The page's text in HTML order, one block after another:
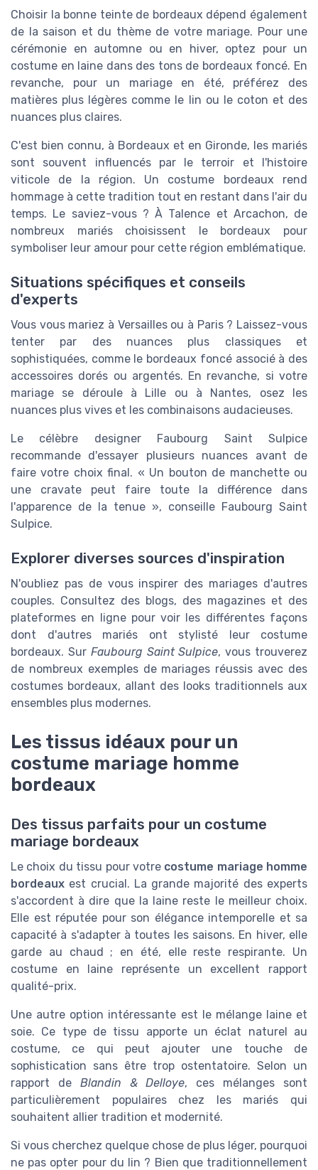
Choisir la bonne teinte de bordeaux dépend également
de la saison et du thème de votre mariage. Pour une
cérémonie en automne ou en hiver, optez pour un
costume en laine dans des tons de bordeaux foncé. En
revanche, pour un mariage en été, préférez des
matières plus légères comme le lin ou le coton et des
nuances plus claires.
C'est bien connu, à Bordeaux et en Gironde, les mariés
sont souvent influencés par le terroir et l'histoire
viticole de la région. Un costume bordeaux rend
hommage à cette tradition tout en restant dans l'air du
temps. Le saviez-vous ? À Talence et Arcachon, de
nombreux mariés choisissent le bordeaux pour
symboliser leur amour pour cette région emblématique.
Situations spécifiques et conseils
d'experts
Vous vous mariez à Versailles ou à Paris ? Laissez-vous
tenter par des nuances plus classiques et
sophistiquées, comme le bordeaux foncé associé à des
accessoires dorés ou argentés. En revanche, si votre
mariage se déroule à Lille ou à Nantes, osez les
nuances plus vives et les combinaisons audacieuses.
Le célèbre designer Faubourg Saint Sulpice
recommande d'essayer plusieurs nuances avant de
faire votre choix final. « Un bouton de manchette ou
une cravate peut faire toute la différence dans
l'apparence de la tenue », conseille Faubourg Saint
Sulpice.
Explorer diverses sources d'inspiration
N'oubliez pas de vous inspirer des mariages d'autres
couples. Consultez des blogs, des magazines et des
plateformes en ligne pour voir les différentes façons
dont d'autres mariés ont stylisté leur costume
bordeaux. Sur Faubourg Saint Sulpice, vous trouverez
de nombreux exemples de mariages réussis avec des
costumes bordeaux, allant des looks traditionnels aux
ensembles plus modernes.
Les tissus idéaux pour un
costume mariage homme
bordeaux
Des tissus parfaits pour un costume
mariage bordeaux
Le choix du tissu pour votre costume mariage homme
bordeaux est crucial. La grande majorité des experts
s'accordent à dire que la laine reste le meilleur choix.
Elle est réputée pour son élégance intemporelle et sa
capacité à s'adapter à toutes les saisons. En hiver, elle
garde au chaud ; en été, elle reste respirante. Un
costume en laine représente un excellent rapport
qualité-prix.
Une autre option intéressante est le mélange laine et
soie. Ce type de tissu apporte un éclat naturel au
costume, ce qui peut ajouter une touche de
sophistication sans être trop ostentatoire. Selon un
rapport de Blandin & Delloye, ces mélanges sont
particulièrement populaires chez les mariés qui
souhaitent allier tradition et modernité.
Si vous cherchez quelque chose de plus léger, pourquoi
ne pas opter pour du lin ? Bien que traditionnellement